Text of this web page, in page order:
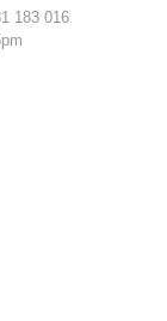
183 016